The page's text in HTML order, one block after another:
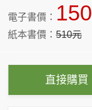
電子書價： 150
紙本書價：510元
直接購買